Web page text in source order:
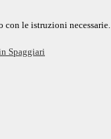
le istruzioni necessarie.
Spaggiari